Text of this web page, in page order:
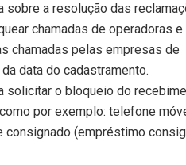
a resolução das
chamadas de operadoras
chamadas pelas empresas de
data do cadastramento.
solicitar o bloqueio do
por exemplo: telefone
(empréstimo